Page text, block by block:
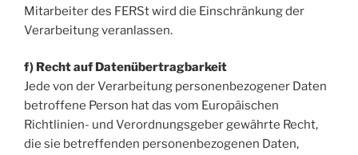
Mitarbeiter des FERSt wird die Einschränkung der
Verarbeitung veranlassen.
f) Recht auf Datenübertragbarkeit
Jede von der Verarbeitung personenbezogener Daten
betroffene Person hat das vom Europäischen
Richtlinien- und Verordnungsgeber gewährte Recht,
die sie betreffenden personenbezogenen Daten,